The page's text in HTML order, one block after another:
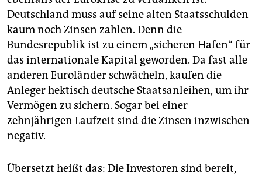
Deutschland muss auf seine alten Staatsschulden
kaum noch Zinsen zahlen. Denn die
Bundesrepublik ist zu einem „sicheren Hafen“ für
das internationale Kapital geworden. Da fast alle
anderen Euroländer schwächeln, kaufen die
Anleger hektisch deutsche Staatsanleihen, um ihr
Vermögen zu sichern. Sogar bei einer
zehnjährigen Laufzeit sind die Zinsen inzwischen
negativ.
Übersetzt heißt das: Die Investoren sind bereit,